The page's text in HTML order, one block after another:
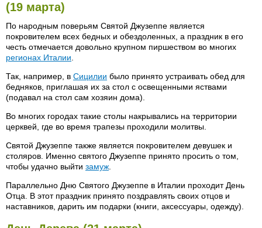
(19 марта)
По народным поверьям Святой Джузеппе является
покровителем всех бедных и обездоленных, а праздник в его
честь отмечается довольно крупном пиршеством во многих
регионах Италии
Так, например, в Сицилии было принято устраивать обед для
бедняков, приглашая их за стол с освещенными яствами
(подавал на стол сам хозяин дома).
Во многих городах такие столы накрывались на территории
церквей, где во время трапезы проходили молитвы.
Святой Джузеппе также является покровителем девушек и
столяров. Именно святого Джузеппе принято просить о том,
чтобы удачно выйти замуж
Параллельно Дню Святого Джузеппе в Италии проходит День
Отца. В этот праздник принято поздравлять своих отцов и
наставников, дарить им подарки (книги, аксессуары, одежду).